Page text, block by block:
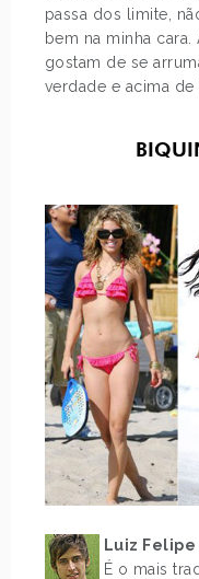
passa dos limite,
bem na minha
gostam de se
verdade e acima de
Luiz Felipe
É o mais